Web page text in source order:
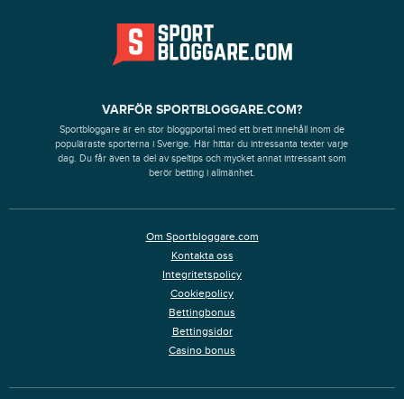
VARFÖR SPORTBLOGGARE.COM?
Sportbloggare är en stor bloggportal med ett brett innehåll inom de
populäraste sporterna i Sverige. Här hittar du intressanta texter varje
dag. Du får även ta del av speltips och mycket annat intressant som
berör betting i allmänhet.
Om Sportbloggare.com
Kontakta oss
Integritetspolicy
Cookiepolicy
Bettingbonus
Bettingsidor
Casino bonus